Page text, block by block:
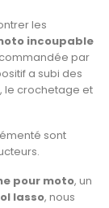
les
incoupable
par
a subi des
le crochetage et
sont
pour moto, un
lasso, nous